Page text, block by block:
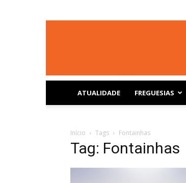
ATUALIDADE FREGUESIAS
Início Tags Fontainhas
Tag: Fontainhas